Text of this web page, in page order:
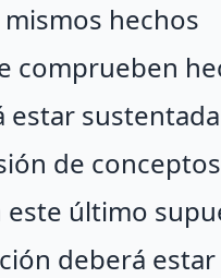
hechos
comprueben
de conceptos
este último
deberá estar